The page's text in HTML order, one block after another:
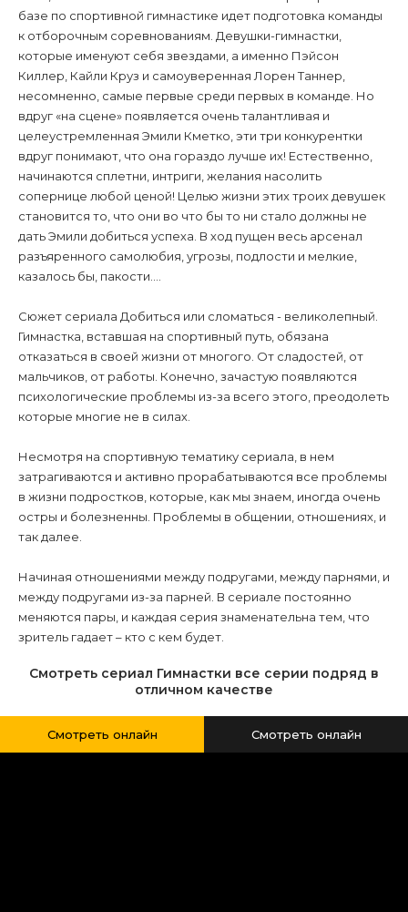
базе по спортивной гимнастике идет подготовка команды
к отборочным соревнованиям. Девушки-гимнастки,
которые именуют себя звездами, а именно Пэйсон
Киллер, Кайли Круз и самоуверенная Лорен Таннер,
несомненно, самые первые среди первых в команде. Но
вдруг «на сцене» появляется очень талантливая и
целеустремленная Эмили Кметко, эти три конкурентки
вдруг понимают, что она гораздо лучше их! Естественно,
начинаются сплетни, интриги, желания насолить
сопернице любой ценой! Целью жизни этих троих девушек
становится то, что они во что бы то ни стало должны не
дать Эмили добиться успеха. В ход пущен весь арсенал
разъяренного самолюбия, угрозы, подлости и мелкие,
казалось бы, пакости....
Сюжет сериала Добиться или сломаться - великолепный.
Гимнастка, вставшая на спортивный путь, обязана
отказаться в своей жизни от многого. От сладостей, от
мальчиков, от работы. Конечно, зачастую появляются
психологические проблемы из-за всего этого, преодолеть
которые многие не в силах.
Несмотря на спортивную тематику сериала, в нем
затрагиваются и активно прорабатываются все проблемы
в жизни подростков, которые, как мы знаем, иногда очень
остры и болезненны. Проблемы в общении, отношениях, и
так далее.
Начиная отношениями между подругами, между парнями, и
между подругами из-за парней. В сериале постоянно
меняются пары, и каждая серия знаменательна тем, что
зритель гадает – кто с кем будет.
Смотреть сериал Гимнастки все серии подряд в
отличном качестве
Смотреть онлайн Смотреть онлайн